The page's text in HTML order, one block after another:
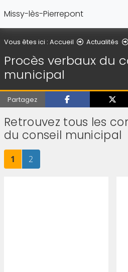
Missy-lès-Pierrepont
Vous êtes ici : Accueil Actualités
Procès verbaux du
municipal
Partagez
Retrouvez tous les
du conseil municipal
Page
1 sur 2Page
2